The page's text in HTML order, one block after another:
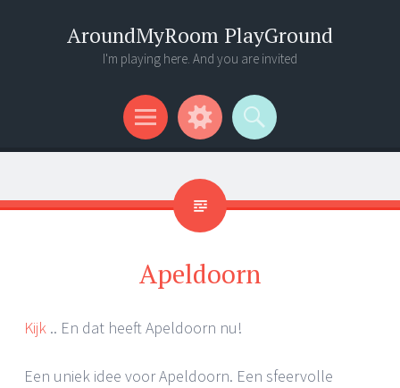
AroundMyRoom PlayGround
I'm playing here. And you are invited
Menu
Widgets
Search
Apeldoorn
Kijk .. En dat heeft Apeldoorn nu!
Een uniek idee voor Apeldoorn. Een sfeervolle